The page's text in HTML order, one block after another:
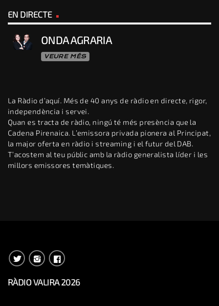
EN DIRECTE
ONDA AGRARIA
VEURE MÉS
La Ràdio d’aquí. Més de 40 anys de ràdio en directe, rigor,
independència i servei.
Quan es tracta de ràdio, ningú té més presència que la
Cadena Pirenaica. L’emissora privada pionera al Principat,
la major oferta en ràdio i streaming i el futur del DAB.
T’acostem al teu públic amb la ràdio generalista líder i les
millors emissores temàtiques.
RÀDIO VALIRA 2026